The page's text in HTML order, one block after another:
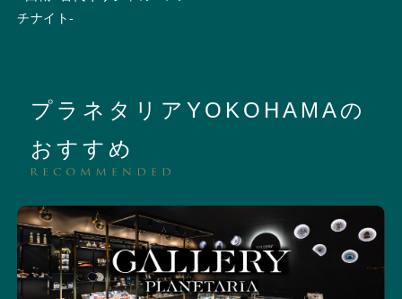
チナイト-
プラネタリアYOKOHAMAの
おすすめ